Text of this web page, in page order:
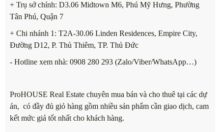
+ Trụ sở chính: D3.06 Midtown M6, Phú Mỹ Hưng, Phường
Tân Phú, Quận 7
+ Chi nhánh 1: T2A-30.06 Linden Residences, Empire City,
Đường D12, P. Thủ Thiêm, TP. Thủ Đức
- Hotline xem nhà: 0908 280 293 (Zalo/Viber/WhatsApp…)
ProHOUSE Real Estate chuyên mua bán và cho thuê tại các dự
án, có đầy đủ giỏ hàng gồm nhiều sản phẩm cần giao dịch, cam
kết mức giá tốt nhất cho khách hàng.